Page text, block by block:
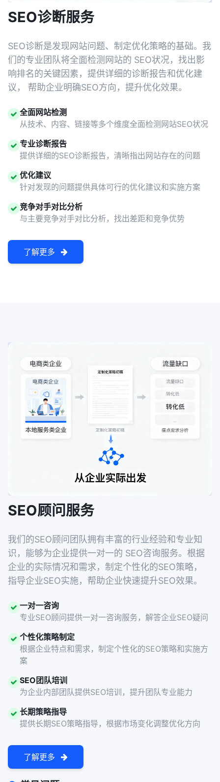
SEO诊断服务
SEO诊断是发现网站问题、制定优化策略的基础。我
们的专业团队将全面检测网站的 SEO状况，找出影
响排名的关键因素，提供详细的诊断报告和优化建
议， 帮助企业明确SEO方向，提升优化效果。
全面网站检测
从技术、内容、链接等多个维度全面检测网站SEO状况
专业诊断报告
提供详细的SEO诊断报告，清晰指出网站存在的问题
优化建议
针对发现的问题提供具体可行的优化建议和实施方案
竞争对手对比分析
与主要竞争对手对比分析，找出差距和竞争优势
了解更多
SEO顾问服务
我们的SEO顾问团队拥有丰富的行业经验和专业知
识，能够为企业提供一对一的 SEO咨询服务。根据
企业的实际情况和需求，制定个性化的SEO策略，
指导企业SEO实施，帮助企业快速提升SEO效果。
一对一咨询
专业SEO顾问提供一对一咨询服务，解答企业SEO疑问
个性化策略制定
根据企业特点和需求，制定个性化的SEO策略和实施方
案
SEO团队培训
为企业内部团队提供SEO培训，提升团队专业能力
长期策略指导
提供长期SEO策略指导，根据市场变化调整优化方向
了解更多